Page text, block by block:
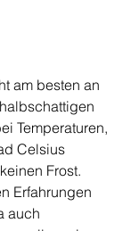
am besten an
Temperaturen,
Celsius
Frost.
Erfahrungen
auch